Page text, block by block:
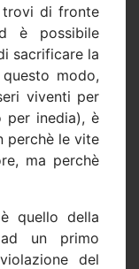
trovi di fronte
è possibile
sacrificare la
modo,
viventi per
per inedia), è
perchè le vite
ma perchè
quello della
ad un primo
del